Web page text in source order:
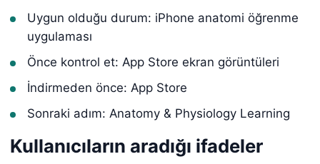
Uygun olduğu durum: iPhone anatomi öğrenme
uygulaması
Önce kontrol et: App Store ekran görüntüleri
İndirmeden önce: App Store
Sonraki adım: Anatomy & Physiology Learning
Kullanıcıların aradığı ifadeler